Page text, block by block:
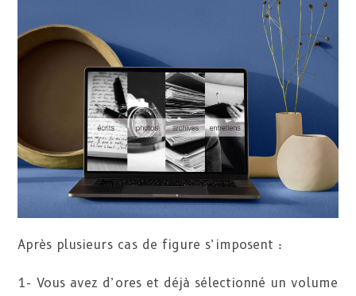
Après plusieurs cas de figure s’imposent :
1- Vous avez d’ores et déjà sélectionné un volume